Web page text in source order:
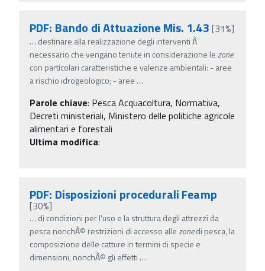
PDF: Bando di Attuazione Mis. 1.43 [31%]
… destinare alla realizzazione degli interventi Ã¨
necessario che vengano tenute in considerazione lezone
con particolari caratteristiche e valenze ambientali: - aree
a rischio idrogeologico; - aree …
Parole chiave: Pesca Acquacoltura, Normativa,
Decreti ministeriali, Ministero delle politiche agricole
alimentari e forestali
Ultima modifica:
PDF: Disposizioni procedurali Feamp
[30%]
… di condizioni per l'uso e la struttura degli attrezzi da
pesca nonchÃ© restrizioni di accesso allezonedi pesca, la
composizione delle catture in termini di specie e
dimensioni, nonchÃ© gli effetti …